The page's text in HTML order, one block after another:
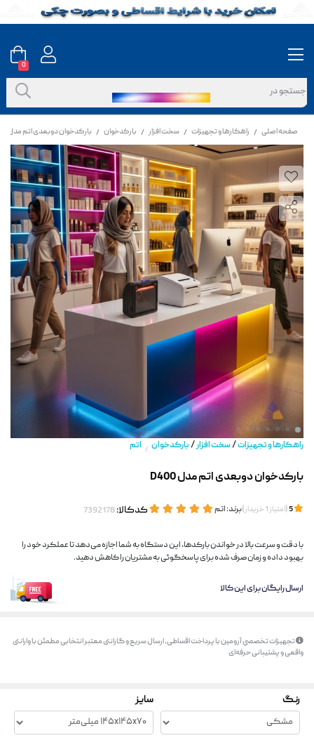
صفحه اصلی / راهکارها و تجهیزات / سخت افزار / بارکدخوان / بارکدخوان دوبعدی اتم مدل D400
راهکارها و تجهیزات/سخت افزار/بارکدخوان / اتم
بارکدخوان دوبعدی اتم مدل D400
(امتیاز1خریدار)برند:اتم کدکالا:
با دقت و سرعت بالا در خواندن بارکدها، این دستگاه به شما اجازه می‌دهد تا عملکرد خود را
بهبود داده و زمان صرف شده برای پاسخگوئی به مشتریان را کاهش دهید.
ارسال رایگان برای این کالا
تجهیزات تخصصی آرومین با پرداخت اقساطی، ارسال سریع و گارانتی معتبر انتخابی مطمئن با وارانتی
واقعی و پشتیبانی حرفه‌ای
رنگ سایز
0